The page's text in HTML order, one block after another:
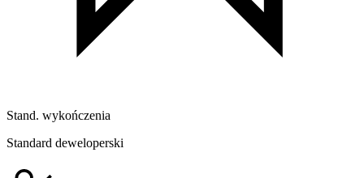
Stand. wykończenia
Standard deweloperski